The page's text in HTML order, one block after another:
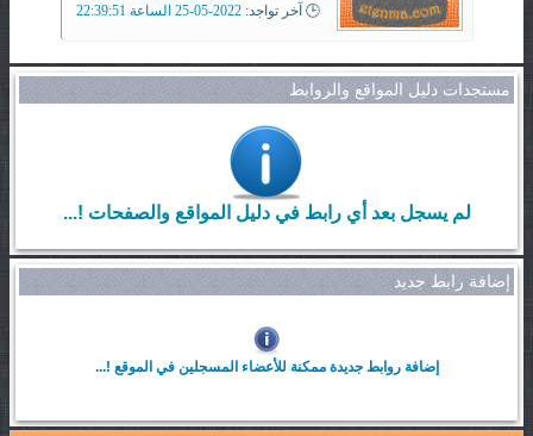
🕒 آخر تواجد: 2022-05-25 الساعة 22:39:51
مستجدات دليل المواقع والروابط
لم يسجل بعد أي رابط في دليل المواقع والصفحات !...
إضافة رابط جديد
إضافة روابط جديدة ممكنة للأعضاء المسجلين في الموقع !...